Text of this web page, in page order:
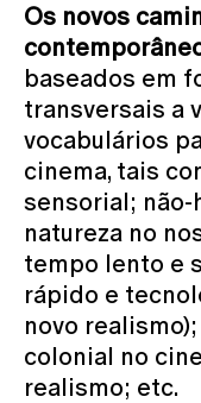
Os novos
baseados em
transversais a
vocabulários
cinema, tais
sensorial; não-
natureza no
tempo lento e
rápido e
novo
colonial no
realismo; etc.